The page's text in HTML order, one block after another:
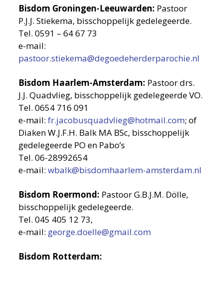
Bisdom Groningen-Leeuwarden: Pastoor
P.J.J. Stiekema, bisschoppelijk gedelegeerde.
Tel. 0591 – 64 67 73
e-mail:
pastoor.stiekema@degoedeherderparochie.nl
Bisdom Haarlem-Amsterdam: Pastoor drs.
J.J. Quadvlieg, bisschoppelijk gedelegeerde VO.
Tel. 0654 716 091
e-mail:fr.jacobusquadvlieg@hotmail.com; of
Diaken W.J.F.H. Balk MA BSc, bisschoppelijk
gedelegeerde PO en Pabo’s
Tel. 06-28992654
e-mail:wbalk@bisdomhaarlem-amsterdam.nl
Bisdom Roermond: Pastoor G.B.J.M. Dölle,
bisschoppelijk gedelegeerde.
Tel. 045 405 12 73,
e-mail: george.doelle@gmail.com
Bisdom Rotterdam: